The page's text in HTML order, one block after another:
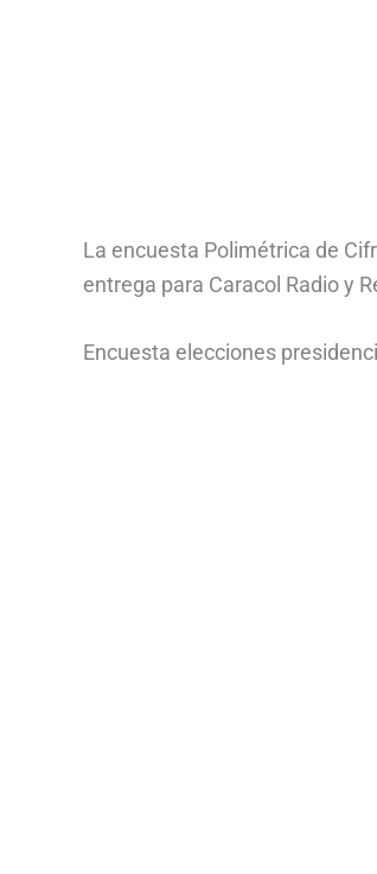
La encuesta Polimétrica de
entrega para Caracol Radio y
Encuesta elecciones